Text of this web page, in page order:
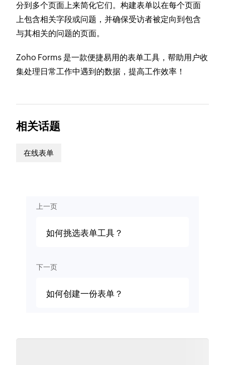
分到多个页面上来简化它们。构建表单以在每个页面
上包含相关字段或问题，并确保受访者被定向到包含
与其相关的问题的页面。
Zoho Forms 是一款便捷易用的表单工具，帮助用户收
集处理日常工作中遇到的数据，提高工作效率！
相关话题
在线表单
上一页
如何挑选表单工具？
下一页
如何创建一份表单？